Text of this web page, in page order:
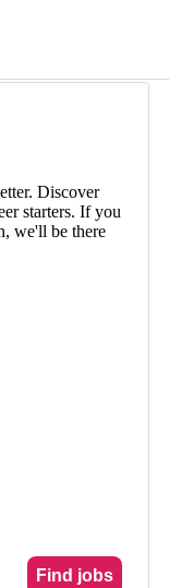
Discover
starters. If you
we'll be there
Find jobs